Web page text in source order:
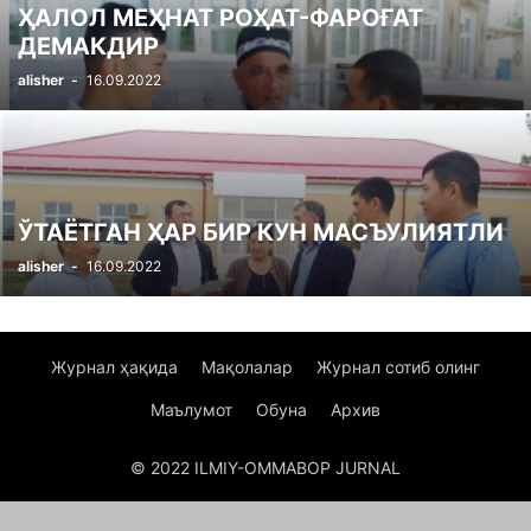
ҲАЛОЛ МЕҲНАТ РОҲАТ-ФАРОҒАТ
ДЕМАКДИР
alisher - 16.09.2022
ЎТАЁТГАН ҲАР БИР КУН МАСЪУЛИЯТЛИ
alisher - 16.09.2022
Журнал ҳақида Мақолалар Журнал сотиб олинг
Маълумот Обуна Архив
© 2022 ILMIY-OMMABOP JURNAL